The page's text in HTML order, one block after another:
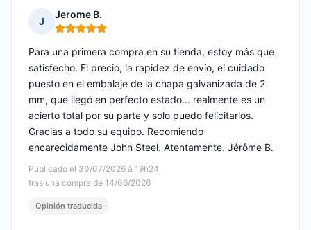
J
Jerome B.
Nota: 5 de 5
Publicado el 30/07/2026 à 19h24
tras una compra de 14/06/2026
Para una primera compra en su tienda, estoy más que
satisfecho. El precio, la rapidez de envío, el cuidado
puesto en el embalaje de la chapa galvanizada de 2
mm, que llegó en perfecto estado... realmente es un
acierto total por su parte y solo puedo felicitarlos.
Gracias a todo su equipo. Recomiendo
encarecidamente John Steel. Atentamente. Jérôme B.
Opinión traducida